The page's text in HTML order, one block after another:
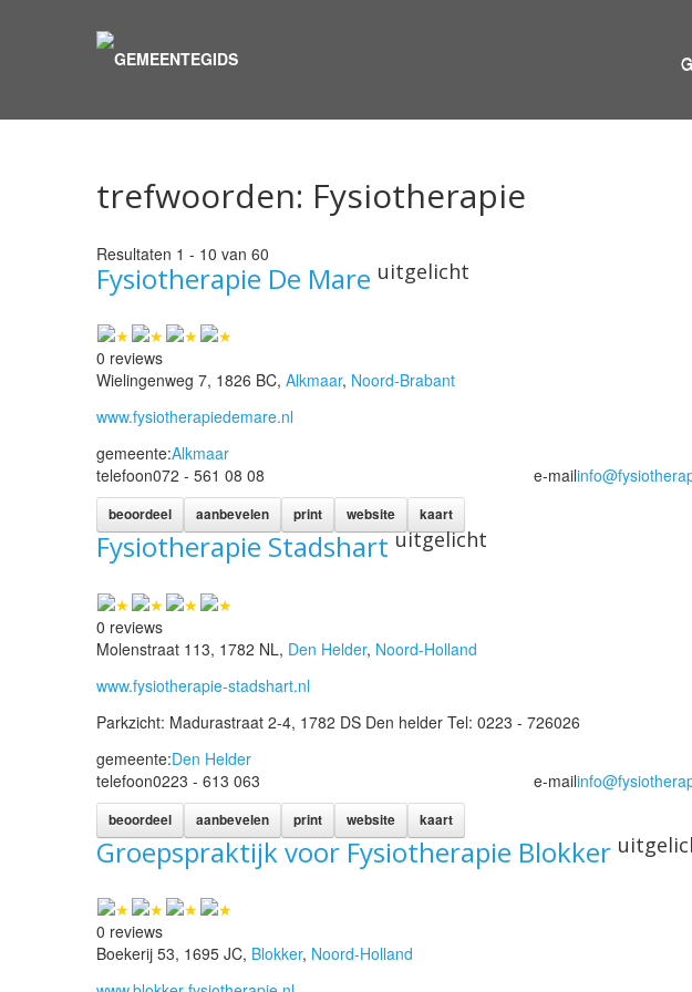
trefwoorden: Fysiotherapie
Resultaten 1 - 10 van 60
Fysiotherapie De Mare uitgelicht
0 reviews
Wielingenweg 7, 1826 BC, Alkmaar, Noord-Brabant
www.fysiotherapiedemare.nl
gemeente:Alkmaar
telefoon072 - 561 08 08 e-mail
beoordeel aanbevelen print website kaart
Fysiotherapie Stadshart uitgelicht
0 reviews
Molenstraat 113, 1782 NL, Den Helder, Noord-Holland
www.fysiotherapie-stadshart.nl
Parkzicht: Madurastraat 2-4, 1782 DS Den helder Tel: 0223 - 726026
gemeente:Den Helder
telefoon0223 - 613 063 e-mail
beoordeel aanbevelen print website kaart
Groepspraktijk voor Fysiotherapie Blokker
0 reviews
Boekerij 53, 1695 JC, Blokker, Noord-Holland